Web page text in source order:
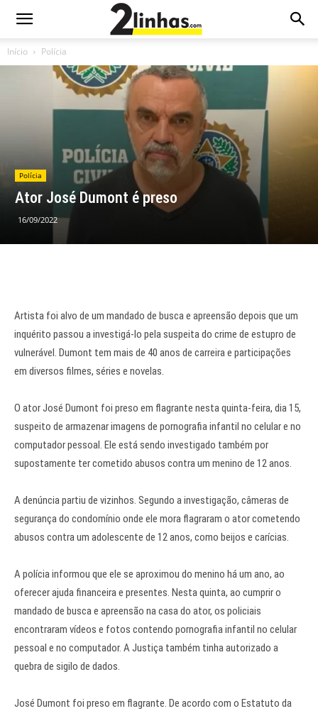
Início Polícia
Polícia
Ator José Dumont é preso
16/09/2022
Artista foi alvo de um mandado de busca e apreensão depois que um
inquérito passou a investigá-lo pela suspeita do crime de estupro de
vulnerável. Dumont tem mais de 40 anos de carreira e participações
em diversos filmes, séries e novelas.
O atorJosé Dumont foi preso em flagrante nesta quinta-feira, dia 15,
suspeito de armazenar imagens de pornografia infantil no celular e no
computador pessoal. Ele está sendo investigado também por
supostamente ter cometido abusos contra um menino de 12 anos.
A denúncia partiu de vizinhos. Segundo a investigação, câmeras de
segurança do condomínio onde ele mora flagraram o ator cometendo
abusos contra um adolescente de 12 anos, como beijos e carícias.
A polícia informou que ele se aproximou do menino há um ano, ao
oferecer ajuda financeira e presentes. Nesta quinta, ao cumprir o
mandado de busca e apreensão na casa do ator, os policiais
encontraram vídeos e fotos contendo pornografia infantil no celular
pessoal e no computador. A Justiça também tinha autorizado a
quebra de sigilo de dados.
José Dumont foi preso em flagrante. De acordo com o Estatuto da